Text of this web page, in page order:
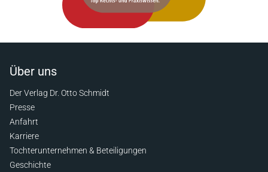
Über uns
Der Verlag Dr. Otto Schmidt
Presse
Anfahrt
Karriere
Tochterunternehmen & Beteiligungen
Geschichte